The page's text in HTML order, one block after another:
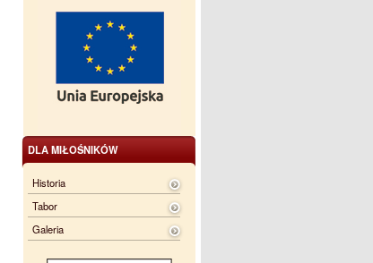
DLA MIŁOŚNIKÓW
Historia
Tabor
Galeria